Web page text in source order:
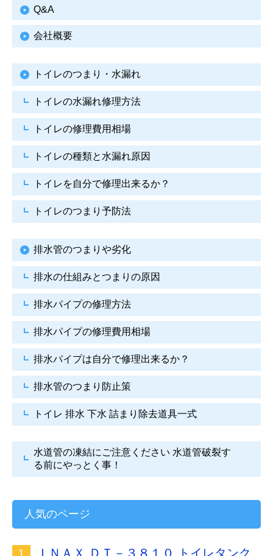
Q&A
会社概要
トイレのつまり・水漏れ
トイレの水漏れ修理方法
トイレの修理費用相場
トイレの種類と水漏れ原因
トイレを自分で修理出来るか？
トイレのつまり予防法
排水管のつまりや劣化
排水の仕組みとつまりの原因
排水パイプの修理方法
排水パイプの修理費用相場
排水パイプは自分で修理出来るか？
排水管のつまり防止策
トイレ 排水 下水 詰まり除去道具一式
水道管の凍結にご注意ください 水道管破裂す
る前にやっとく事！
人気のページ
ＩＮＡＸ ＤＴ－３８１０ トイレタンク